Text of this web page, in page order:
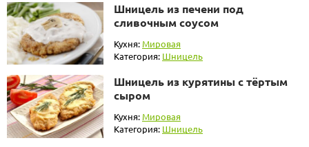
Шницель из печени под
сливочным соусом
Кухня: Мировая
Категория: Шницель
Шницель из курятины с тёртым
сыром
Кухня:Мировая
Категория: Шницель